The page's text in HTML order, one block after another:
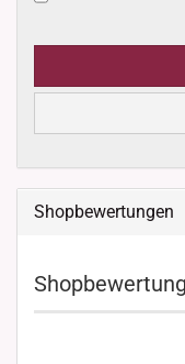
Shopbewertungen